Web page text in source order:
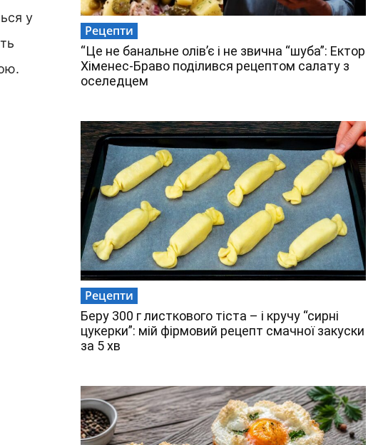
у
Рецепти
“Це не банальне олів’є і не звична “шуба”: Ектор
Хіменес-Браво поділився рецептом салату з
оселедцем
Рецепти
Беру 300 г листкового тіста – і кручу “сирні
цукерки”: мій фірмовий рецепт смачної закуски
за 5 хв